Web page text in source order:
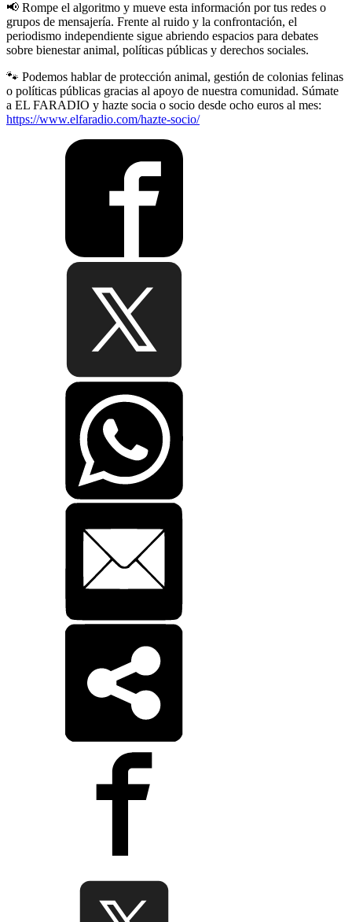
📢 Rompe el algoritmo y mueve esta información por tus redes o
grupos de mensajería. Frente al ruido y la confrontación, el
periodismo independiente sigue abriendo espacios para debates
sobre bienestar animal, políticas públicas y derechos sociales.
🐾 Podemos hablar de protección animal, gestión de colonias felinas
o políticas públicas gracias al apoyo de nuestra comunidad. Súmate
a EL FARADIO y hazte socia o socio desde ocho euros al mes:
https://www.elfaradio.com/hazte-socio/